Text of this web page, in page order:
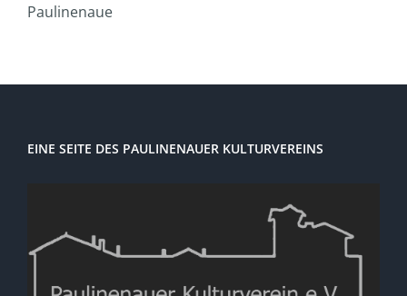
Paulinenaue
EINE SEITE DES PAULINENAUER KULTURVEREINS